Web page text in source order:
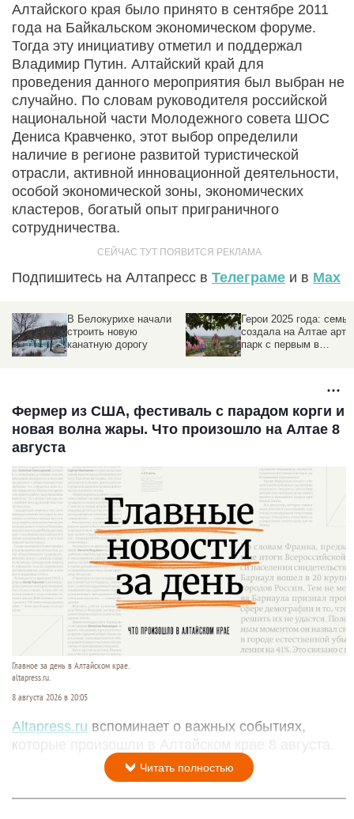
Алтайского края было принято в сентябре 2011
года на Байкальском экономическом форуме.
Тогда эту инициативу отметил и поддержал
Владимир Путин. Алтайский край для
проведения данного мероприятия был выбран не
случайно. По словам руководителя российской
национальной части Молодежного совета ШОС
Дениса Кравченко, этот выбор определили
наличие в регионе развитой туристической
отрасли, активной инновационной деятельности,
особой экономической зоны, экономических
кластеров, богатый опыт приграничного
сотрудничества.
Подпишитесь на Алтапресс в Телеграме и в Max
В Белокурихе начали
строить новую
канатную дорогу
Герои 2025 года: семья
создала на Алтае арт-
парк с первым в
Фермер из США, фестиваль с парадом корги и
новая волна жары. Что произошло на Алтае 8
августа
Главное за день в Алтайском крае.
altapress.ru.
8 августа 2026 в 20:05
Altapress.ru вспоминает о важных событиях,
которые произошли в Алтайском крае 8 августа.
Читать полностью